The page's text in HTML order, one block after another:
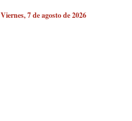
Viernes, 7 de agosto de 2026